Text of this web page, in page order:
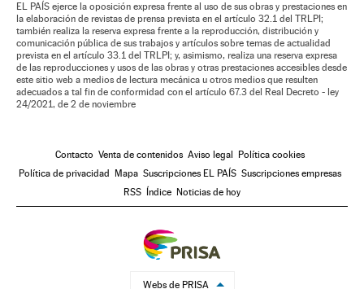
EL PAÍS ejerce la oposición expresa frente al uso de sus obras y prestaciones en
la elaboración de revistas de prensa prevista en el artículo 32.1 del TRLPI;
también realiza la reserva expresa frente a la reproducción, distribución y
comunicación pública de sus trabajos y artículos sobre temas de actualidad
prevista en el artículo 33.1 del TRLPI; y, asimismo, realiza una reserva expresa
de las reproducciones y usos de las obras y otras prestaciones accesibles desde
este sitio web a medios de lectura mecánica u otros medios que resulten
adecuados a tal fin de conformidad con el artículo 67.3 del Real Decreto - ley
24/2021, de 2 de noviembre
Contacto Venta de contenidos Aviso legal
Política cookies
Política de privacidad
Mapa Suscripciones EL PAÍS Suscripciones empresas
RSS
Índice Noticias de hoy
Webs de PRISA